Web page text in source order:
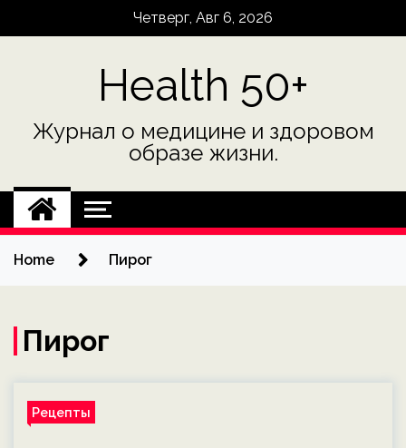
Четверг, Авг 6, 2026
Health 50+
Журнал о медицине и здоровом
образе жизни.
Home Пирог
Пирог
Рецепты